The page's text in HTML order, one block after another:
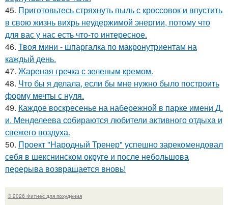
45. Приготовьтесь стряхнуть пыль с кроссовок и впустить
в свою жизнь вихрь неудержимой энергии, потому что
для вас у нас есть что-то интересное.
46. Твоя мини - шпаргалка по макронутриентам на
каждый день.
47. Жареная гречка с зеленым кремом.
48. Что бы я делала, если бы мне нужно было построить
форму мечты с нуля.
49. Каждое воскресенье на набережной в парке имени Д.
и. Менделеева собираются любители активного отдыха и
свежего воздуха.
50. Проект "Народный Тренер" успешно зарекомендовал
себя в шекснинском округе и после небольшова
перерыва возвращается вновь!
© 2026 Фитнес для похудения